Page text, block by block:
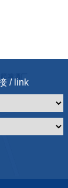
/ link